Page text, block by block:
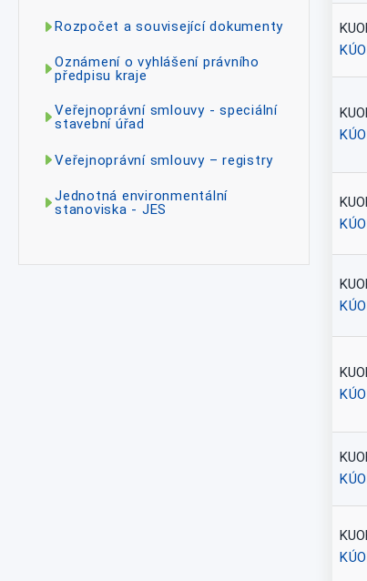
Rozpočet a související dokumenty
Oznámení o vyhlášení právního
předpisu kraje
Veřejnoprávní smlouvy - speciální
stavební úřad
Veřejnoprávní smlouvy – registry
Jednotná environmentální
stanoviska - JES